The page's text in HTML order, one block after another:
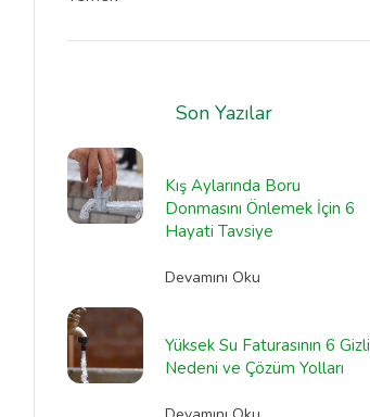
Son Yazılar
Kış Aylarında Boru
Donmasını Önlemek İçin 6
Hayati Tavsiye
Devamını Oku
Yüksek Su Faturasının 6 Gizli
Nedeni ve Çözüm Yolları